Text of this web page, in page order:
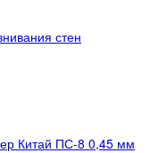
стен
Китай ПС-8 0,45 мм